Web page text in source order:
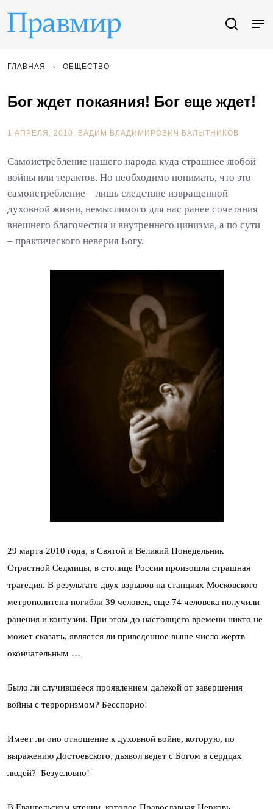
ГЛАВНАЯ ОБЩЕСТВО
Бог ждет покаяния! Бог еще ждет!
1 АПРЕЛЯ, 2010. ВАДИМ ВЛАДИМИРОВИЧ БАЛЫТНИКОВ
Cамоистребление нашего народа куда страшнее любой
войны или терактов. Но необходимо понимать, что это
самоистребление – лишь следствие извращенной
духовной жизни, немыслимого для нас ранее сочетания
внешнего благочестия и внутреннего цинизма, а по сути
– практического неверия Богу.
29 марта 2010 года, в Святой и Великий Понедельник
Страстной Седмицы, в столице России произошла страшная
трагедия. В результате двух взрывов на станциях Московского
метрополитена погибли 39 человек, еще 74 человека получили
ранения и контузии. При этом до настоящего времени никто не
может сказать, является ли приведенное выше число жертв
окончательным …
Было ли случившееся проявлением далекой от завершения
войны с терроризмом? Бесспорно!
Имеет ли оно отношение к духовной войне, которую, по
выражению Достоевского, дьявол ведет с Богом в сердцах
людей? Безусловно!